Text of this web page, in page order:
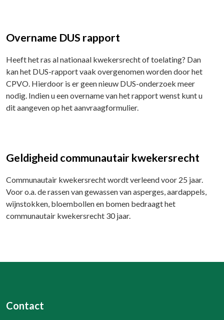
Overname DUS rapport
Heeft het ras al nationaal kwekersrecht of toelating? Dan
kan het DUS-rapport vaak overgenomen worden door het
CPVO. Hierdoor is er geen nieuw DUS-onderzoek meer
nodig. Indien u een overname van het rapport wenst kunt u
dit aangeven op het aanvraagformulier.
Geldigheid communautair kwekersrecht
Communautair kwekersrecht wordt verleend voor 25 jaar.
Voor o.a. de rassen van gewassen van asperges, aardappels,
wijnstokken, bloembollen en bomen bedraagt het
communautair kwekersrecht 30 jaar.
Contact